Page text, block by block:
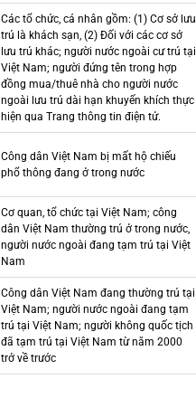
Các tổ chức, cá nhân gồm: (1) Cơ sở lưu
trú là khách sạn, (2) Đối với các cơ sở
lưu trú khác; người nước ngoài cư trú tại
Việt Nam; người đứng tên trong hợp
đồng mua/thuê nhà cho người nước
ngoài lưu trú dài hạn khuyến khích thực
hiện qua Trang thông tin điện tử.
Công dân Việt Nam bị mất hộ chiếu
phổ thông đang ở trong nước
Cơ quan, tổ chức tại Việt Nam; công
dân Việt Nam thường trú ở trong nước,
người nước ngoài đang tạm trú tại Việt
Nam
Công dân Việt Nam đang thường trú tại
Việt Nam; người nước ngoài đang tạm
trú tại Việt Nam; người không quốc tịch
đã tạm trú tại Việt Nam từ năm 2000
trở về trước